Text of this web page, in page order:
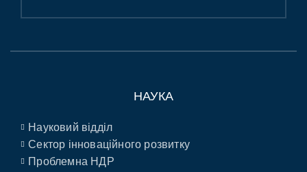
НАУКА
Науковий відділ
Сектор інноваційного розвитку
Проблемна НДР